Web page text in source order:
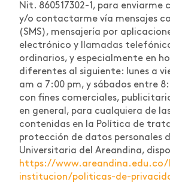
Nit. 860517302-1, para enviarme
y/o contactarme vía mensajes
(SMS), mensajería por
electrónico y llamadas
ordinarios, y especialmente en
diferentes al siguiente: lunes a
am a 7:00 pm, y sábados entre
con fines comerciales,
en general, para cualquiera de
contenidas en la Política de
protección de datos personales
Universitaria del Areandina,
https://www.areandina.edu.co/
institucion/politicas-de-